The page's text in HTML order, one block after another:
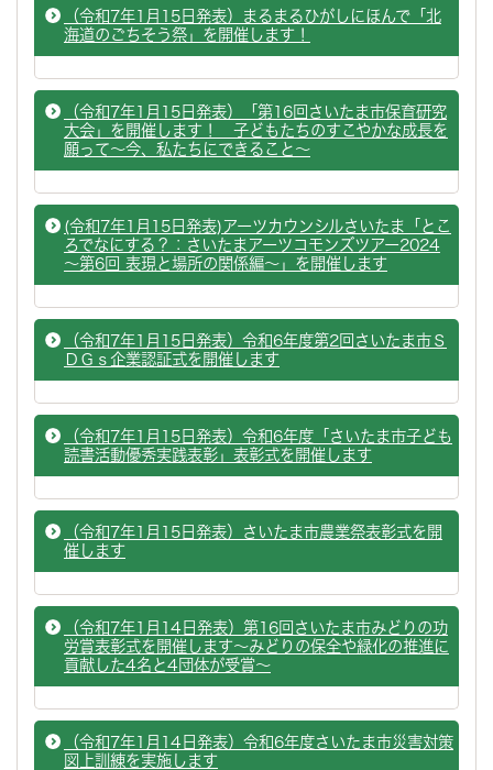
（令和7年1月15日発表）まるまるひがしにほんで「北
海道のごちそう祭」を開催します！
（令和7年1月15日発表）「第16回さいたま市保育研究
大会」を開催します！ 子どもたちのすこやかな成長を
願って～今、私たちにできること～
(令和7年1月15日発表)アーツカウンシルさいたま「とこ
ろでなにする？：さいたまアーツコモンズツアー2024
～第6回 表現と場所の関係編～」を開催します
（令和7年1月15日発表）令和6年度第2回さいたま市Ｓ
ＤＧｓ企業認証式を開催します
（令和7年1月15日発表）令和6年度「さいたま市子ども
読書活動優秀実践表彰」表彰式を開催します
（令和7年1月15日発表）さいたま市農業祭表彰式を開
催します
（令和7年1月14日発表）第16回さいたま市みどりの功
労賞表彰式を開催します～みどりの保全や緑化の推進に
貢献した4名と4団体が受賞～
（令和7年1月14日発表）令和6年度さいたま市災害対策
図上訓練を実施します